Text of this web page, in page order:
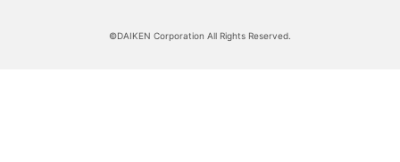
©DAIKEN Corporation All Rights Reserved.